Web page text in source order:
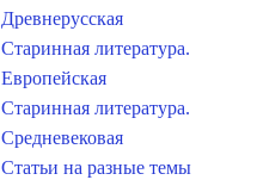
Древнерусская
Старинная литература.
Европейская
Старинная литература.
Средневековая
Статьи на разные темы